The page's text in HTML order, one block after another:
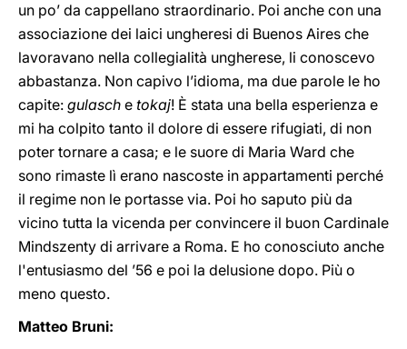
un po’ da cappellano straordinario. Poi anche con una
associazione dei laici ungheresi di Buenos Aires che
lavoravano nella collegialità ungherese, li conoscevo
abbastanza. Non capivo l’idioma, ma due parole le ho
capite: gulasch e tokaj! È stata una bella esperienza e
mi ha colpito tanto il dolore di essere rifugiati, di non
poter tornare a casa; e le suore di Maria Ward che
sono rimaste lì erano nascoste in appartamenti perché
il regime non le portasse via. Poi ho saputo più da
vicino tutta la vicenda per convincere il buon Cardinale
Mindszenty di arrivare a Roma. E ho conosciuto anche
l'entusiasmo del ’56 e poi la delusione dopo. Più o
meno questo.
Matteo Bruni: